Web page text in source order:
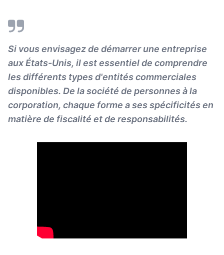
Si vous envisagez de démarrer une entreprise
aux États-Unis, il est essentiel de comprendre
les différents types d'entités commerciales
disponibles. De la société de personnes à la
corporation, chaque forme a ses spécificités en
matière de fiscalité et de responsabilités.